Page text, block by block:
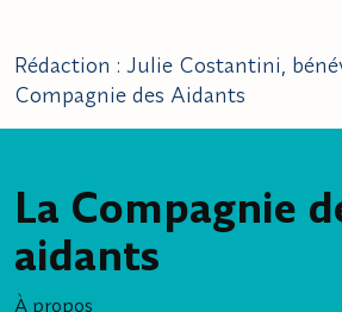
Rédaction : Julie Costantini,
Compagnie des Aidants
La Compagnie
aidants
À propos